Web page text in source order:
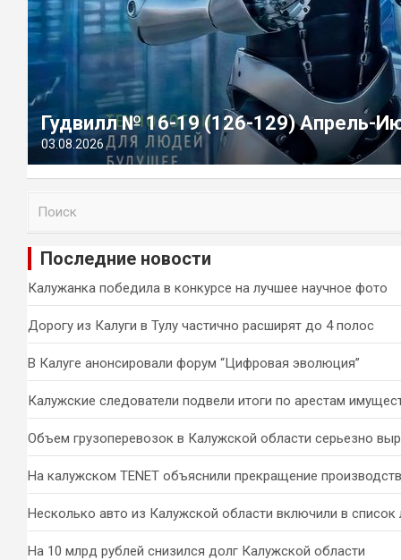
Гудвилл № 16-19 (126-129) Апрель-
03.08.2026
и
Последние новости
Калужанка победила в конкурсе на лучшее научное фото
Дорогу из Калуги в Тулу частично расширят до 4 полос
В Калуге анонсировали форум “Цифровая эволюция”
Калужские следователи подвели итоги по арестам
Объем грузоперевозок в Калужской области серьезно
На калужском TENET объяснили прекращение
Несколько авто из Калужской области включили в список
На 10 млрд рублей снизился долг Калужской области